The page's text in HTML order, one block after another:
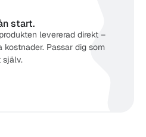
start.
levererad direkt –
kostnader. Passar dig som
själv.